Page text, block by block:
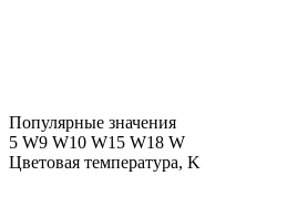
Популярные значения
5 W9 W10 W15 W18 W
Цветовая температура, K